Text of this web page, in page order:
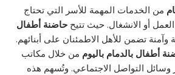
من الخدمات المهمة للأسر التي تحتاج
أو الانشغال. حيث تتيححاضنة أطفال
وآمنة تضمن للأهل الاطمئنان على أبنائهم.
أطفال بالدمام باليوم من خلال مكاتب
وسائل التواصل الاجتماعي. وتُسهم هذه